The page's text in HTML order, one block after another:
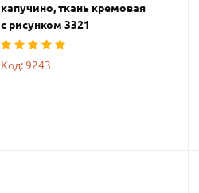
капучино, ткань кремовая
с рисунком 3321
Код: 9243